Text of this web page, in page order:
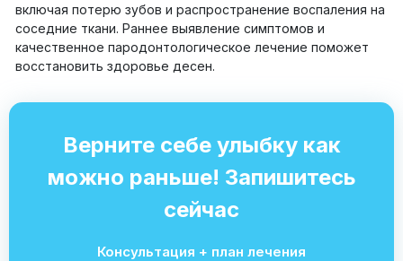
включая потерю зубов и распространение воспаления на
соседние ткани. Раннее выявление симптомов и
качественное пародонтологическое лечение поможет
восстановить здоровье десен.
Верните себе улыбку как
можно раньше! Запишитесь
сейчас
Консультация + план лечения